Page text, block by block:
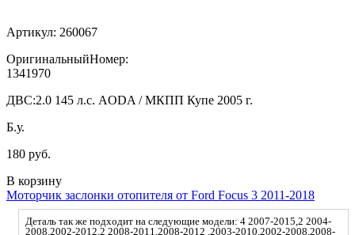
Артикул: 260067
ОригинальныйНомер:
1341970
ДВС:2.0 145 л.с. AODA / МКПП Купе 2005 г.
Б.у.
180 руб.
В корзину
Моторчик заслонки отопителя от Ford Focus 3 2011-2018
Деталь так же подходит на следующие модели: 4 2007-2015,2 2004-
2008,2002-2012,2 2008-2011,2008-2012 ,2003-2010,2002-2008,2008-